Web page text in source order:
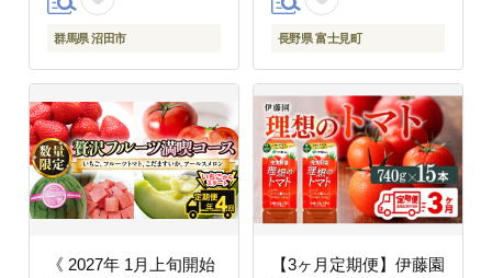
群馬県 沼田市
ュース 飲料類 ドリンク
野菜ドリンク 備蓄 長期
長野県 富士見町
《 2027年 1月上旬開始
【3ヶ月定期便】伊藤園